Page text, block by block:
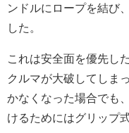
ンドルにロープを結び
した。
これは安全面を優先し
クルマが大破してしま
かなくなった場合でも
けるためにはグリップ